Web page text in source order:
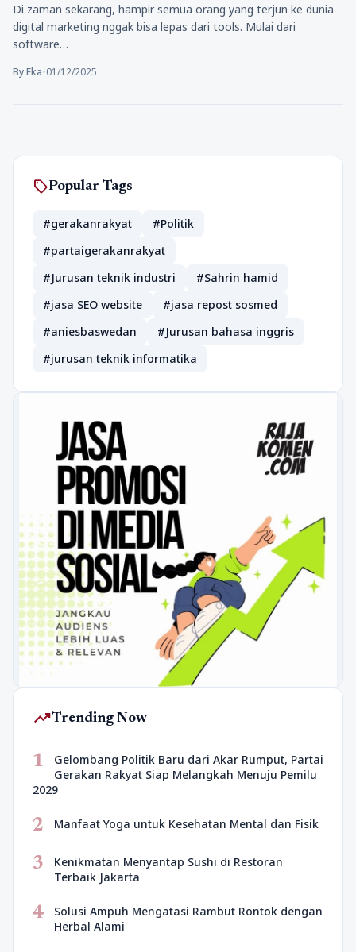
Di zaman sekarang, hampir semua orang yang terjun ke dunia
digital marketing nggak bisa lepas dari tools. Mulai dari
software…
By Eka•01/12/2025
sellPopular Tags
#gerakanrakyat
#Politik
#partaigerakanrakyat
#Jurusan teknik industri
#Sahrin hamid
#jasa SEO website
#jasa repost sosmed
#aniesbaswedan
#Jurusan bahasa inggris
#jurusan teknik informatika
trending_upTrending Now
1
Gelombang Politik Baru dari Akar Rumput, Partai
Gerakan Rakyat Siap Melangkah Menuju Pemilu
2029
2 Manfaat Yoga untuk Kesehatan Mental dan Fisik
3
Kenikmatan Menyantap Sushi di Restoran
Terbaik Jakarta
4
Solusi Ampuh Mengatasi Rambut Rontok dengan
Herbal Alami